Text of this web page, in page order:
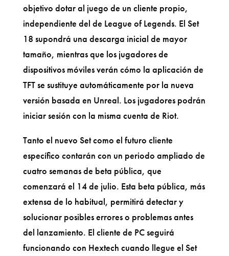
objetivo dotar al juego de un cliente propio,
independiente del de League of Legends. El Set
18 supondrá una descarga inicial de mayor
tamaño, mientras que los jugadores de
dispositivos móviles verán cómo la aplicación de
TFT se sustituye automáticamente por la nueva
versión basada en Unreal. Los jugadores podrán
iniciar sesión con la misma cuenta de Riot.
Tanto el nuevo Set como el futuro cliente
específico contarán con un periodo ampliado de
cuatro semanas de beta pública, que
comenzará el 14 de julio. Esta beta pública, más
extensa de lo habitual, permitirá detectar y
solucionar posibles errores o problemas antes
del lanzamiento. El cliente de PC seguirá
funcionando con Hextech cuando llegue el Set